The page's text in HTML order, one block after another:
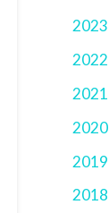
2023
2022
2021
2020
2019
2018